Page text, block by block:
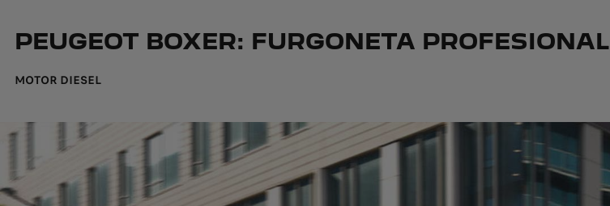
PEUGEOT BOXER: FURGONETA PROFESIONAL
MOTOR DIESEL